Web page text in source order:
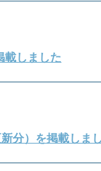
しました
分）を掲載しま